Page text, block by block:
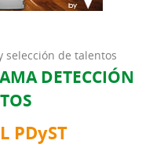
selección de talentos
DETECCIÓN
PDyST